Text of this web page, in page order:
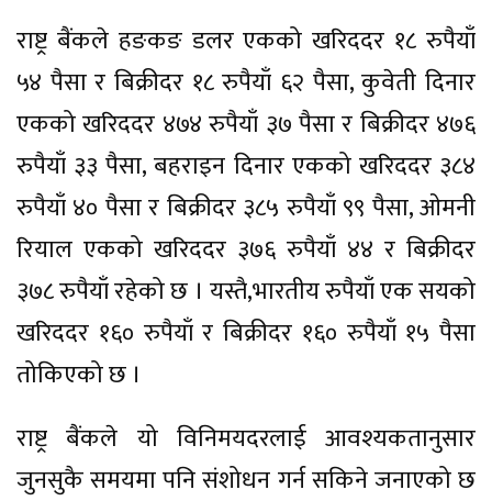
राष्ट्र बैंकले हङकङ डलर एकको खरिददर १८ रुपैयाँ
५४ पैसा र बिक्रीदर १८ रुपैयाँ ६२ पैसा, कुवेती दिनार
एकको खरिददर ४७४ रुपैयाँ ३७ पैसा र बिक्रीदर ४७६
रुपैयाँ ३३ पैसा, बहराइन दिनार एकको खरिददर ३८४
रुपैयाँ ४० पैसा र बिक्रीदर ३८५ रुपैयाँ ९९ पैसा, ओमनी
रियाल एकको खरिददर ३७६ रुपैयाँ ४४ र बिक्रीदर
३७८ रुपैयाँ रहेको छ । यस्तै,भारतीय रुपैयाँ एक सयको
खरिददर १६० रुपैयाँ र बिक्रीदर १६० रुपैयाँ १५ पैसा
तोकिएको छ ।
राष्ट्र बैंकले यो विनिमयदरलाई आवश्यकतानुसार
जुनसुकै समयमा पनि संशोधन गर्न सकिने जनाएको छ